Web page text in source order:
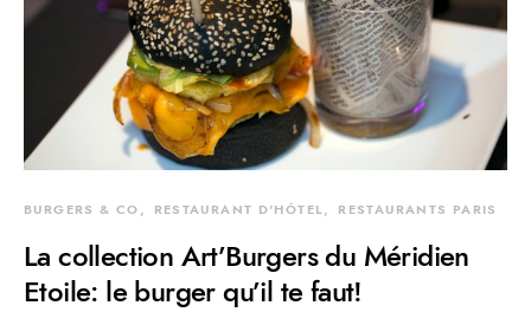
BURGERS & CO RESTAURANT D'HÔTEL RESTAURANTS PARIS
La collection Art’Burgers du Méridien
Etoile: le burger qu’il te faut!